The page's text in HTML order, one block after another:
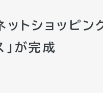
ットショッピ
が完成